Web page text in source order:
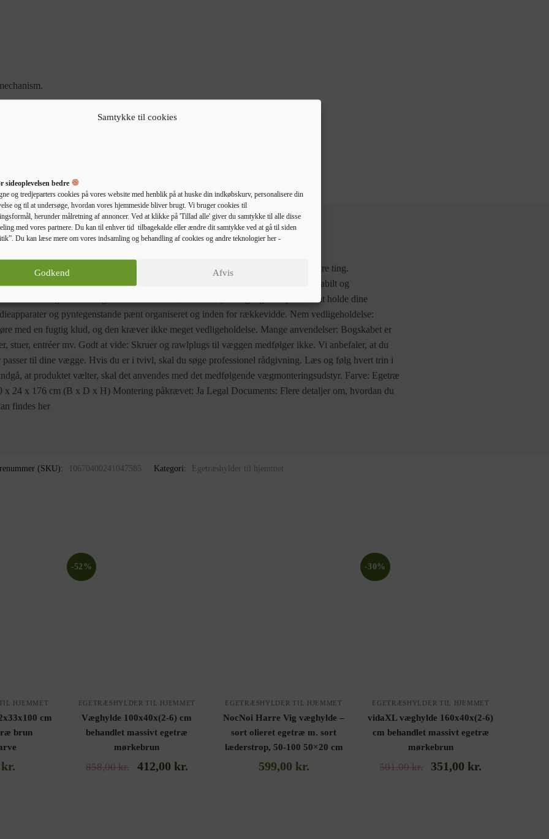
Samtykke til cookies
sideoplevelsen bedre
og tredjeparters cookies på vores website med henblik på at huske din indkøbskurv, personalisere din
og til at undersøge, hvordan vores hjemmeside bliver brugt. Vi bruger cookies til
herunder målretning af annoncer. Ved at klikke på 'Tillad alle' giver du samtykke til alle disse
med vores partnere. Du kan til enhver tid tilbagekalde eller ændre dit samtykke ved at gå til siden
Du kan læse mere om vores indsamling og behandling af cookies og andre teknologier her -
Godkend Afvis
Beskrivelse Yderligere information
eller på kontoret med denne bogreol. Du kan finde et sted til alle dine dyrebare ting.
træ har en enestående kvalitet med en glat overflade, og det er både stærkt, stabilt og
Denne bogreol er designet med åbne rum, så den tilbyder rigelig med plads til at holde dine
og pyntegenstande pænt organiseret og inden for rækkevidde. Nem vedligeholdelse:
med en fugtig klud, og den kræver ikke meget vedligeholdelse. Mange anvendelser: Bogskabet er
stuer, entréer mv. Godt at vide: Skruer og rawlplugs til væggen medfølger ikke. Vi anbefaler, at du
passer til dine vægge. Hvis du er i tvivl, skal du søge professionel rådgivning. Læs og følg hvert trin i
at produktet vælter, skal det anvendes med det medfølgende vægmonteringsudstyr. Farve: Egetræ
24 x 176 cm (B x D x H) Montering påkrævet: Ja Legal Documents: Flere detaljer om, hvordan du
findes her
(SKU): 10670400241047585 Kategori: Egetræshylder til hjemmet
HJEMMET
cm
brun
kr.
-52%
EGETRÆSHYLDER TIL HJEMMET
Væghylde 100x40x(2-6) cm
behandlet massivt egetræ
mørkebrun
858,00kr. 412,00 kr.
EGETRÆSHYLDER TIL HJEMMET
NocNoi Harre Vig væghylde –
sort olieret egetræ m. sort
læderstrop, 50-100 50×20 cm
599,00 kr.
-30%
EGETRÆSHYLDER TIL HJEMMET
vidaXL væghylde 160x40x(2-6)
cm behandlet massivt egetræ
mørkebrun
501,00kr. 351,00kr.